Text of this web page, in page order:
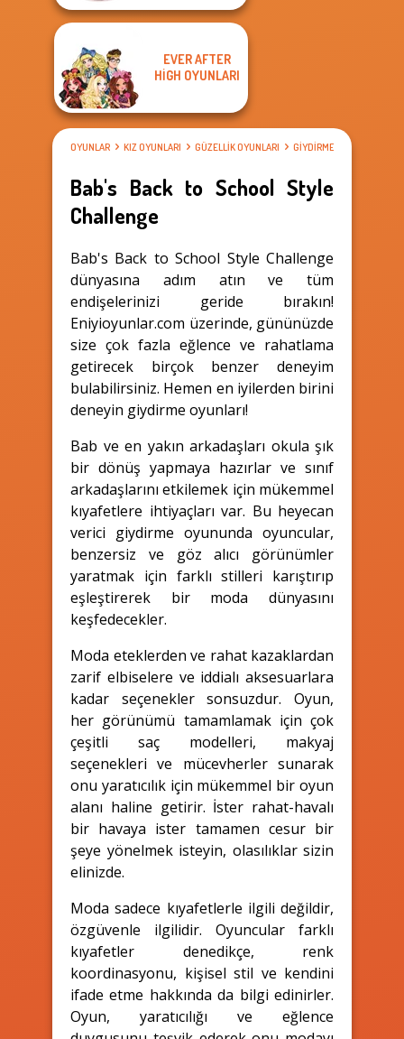
EVER AFTER
HIGH OYUNLARI
OYUNLAR KIZ OYUNLARI GÜZELLIK OYUNLARI GIYDIRME OYUNLARI
Bab's Back to School Style
Challenge
Bab's Back to School Style Challenge
dünyasına adım atın ve tüm
endişelerinizi geride bırakın!
Eniyioyunlar.com üzerinde, gününüzde
size çok fazla eğlence ve rahatlama
getirecek birçok benzer deneyim
bulabilirsiniz. Hemen en iyilerden birini
deneyin giydirme oyunları!
Bab ve en yakın arkadaşları okula şık
bir dönüş yapmaya hazırlar ve sınıf
arkadaşlarını etkilemek için mükemmel
kıyafetlere ihtiyaçları var. Bu heyecan
verici giydirme oyununda oyuncular,
benzersiz ve göz alıcı görünümler
yaratmak için farklı stilleri karıştırıp
eşleştirerek bir moda dünyasını
keşfedecekler.
Moda eteklerden ve rahat kazaklardan
zarif elbiselere ve iddialı aksesuarlara
kadar seçenekler sonsuzdur. Oyun,
her görünümü tamamlamak için çok
çeşitli saç modelleri, makyaj
seçenekleri ve mücevherler sunarak
onu yaratıcılık için mükemmel bir oyun
alanı haline getirir. İster rahat-havalı
bir havaya ister tamamen cesur bir
şeye yönelmek isteyin, olasılıklar sizin
elinizde.
Moda sadece kıyafetlerle ilgili değildir,
özgüvenle ilgilidir. Oyuncular farklı
kıyafetler denedikçe, renk
koordinasyonu, kişisel stil ve kendini
ifade etme hakkında da bilgi edinirler.
Oyun, yaratıcılığı ve eğlence